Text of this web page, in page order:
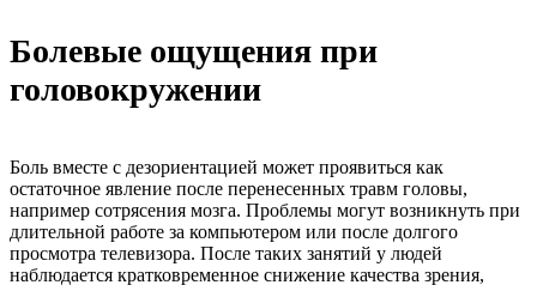
Болевые ощущения при
головокружении
Боль вместе с дезориентацией может проявиться как
остаточное явление после перенесенных травм головы,
например сотрясения мозга. Проблемы могут возникнуть при
длительной работе за компьютером или после долгого
просмотра телевизора. После таких занятий у людей
наблюдается кратковременное снижение качества зрения,